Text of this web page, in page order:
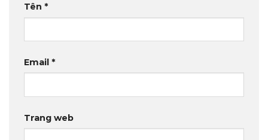
Tên *
Email *
Trang web